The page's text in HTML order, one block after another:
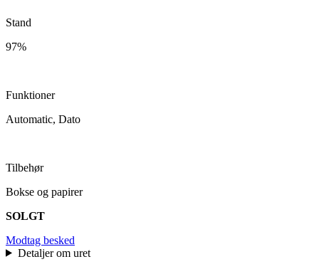
Stand
97%
Funktioner
Automatic, Dato
Tilbehør
Bokse og papirer
SOLGT
Modtag besked
Detaljer om uret